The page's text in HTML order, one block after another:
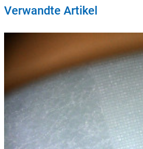
Verwandte Artikel